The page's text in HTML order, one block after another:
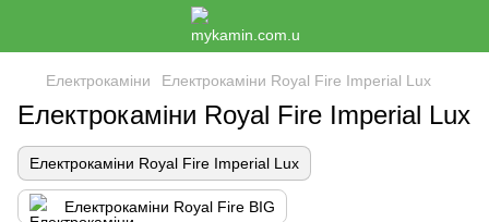
Електрокаміни Електрокаміни Royal Fire Imperial Lux
Електрокаміни Royal Fire Imperial Lux
Електрокаміни Royal Fire Imperial Lux
Електрокаміни Royal Fire BIG